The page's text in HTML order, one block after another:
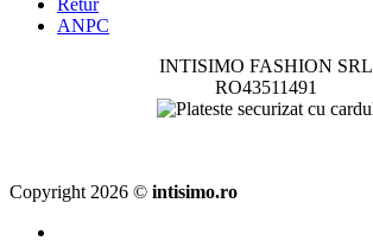
Retur
ANPC
INTISIMO FASHION SRL
RO43511491
Copyright 2026 © intisimo.ro